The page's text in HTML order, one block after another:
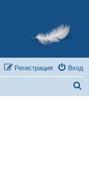
Вход
Регистрация